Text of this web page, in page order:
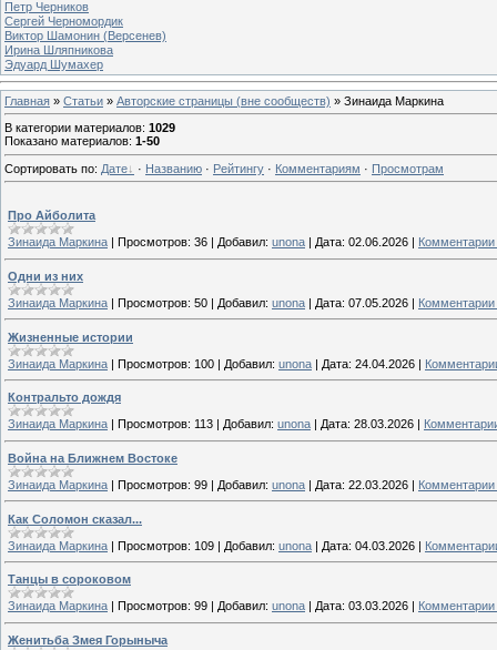
Петр Черников
Сергей Черномордик
Виктор Шамонин (Версенев)
Ирина Шляпникова
Эдуард Шумахер
Главная » Статьи » Авторские страницы (вне сообществ) » Зинаида Маркина
В категории материалов: 1029
Показано материалов: 1-50
Сортировать по: Дате · Названию · Рейтингу · Комментариям · Просмотрам
Про Айболита
Зинаида Маркина
Просмотров: 36 Добавил: unona Дата: 02.06.2026
Одни из них
Зинаида Маркина | Просмотров: 50 | Добавил: unona | Дата: 07.05.2026 |
Жизненные истории
Зинаида Маркина | Просмотров: 100 | Добавил: unona | Дата: 24.04.2026 |
Контральто дождя
Зинаида Маркина
Просмотров: 113 Добавил: unona Дата: 28.03.2026
Война на Ближнем Востоке
Зинаида Маркина | Просмотров: 99 | Добавил: unona | Дата: 22.03.2026 |
Как Соломон сказал...
Зинаида Маркина | Просмотров: 109 | Добавил: unona | Дата: 04.03.2026 |
Танцы в сороковом
Зинаида Маркина
Просмотров: 99 Добавил: unona Дата: 03.03.2026
Женитьба Змея Горыныча